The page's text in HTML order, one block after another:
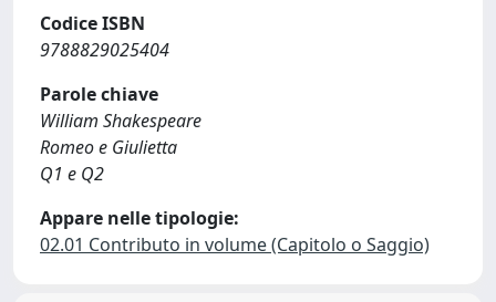
Codice ISBN
9788829025404
Parole chiave
William Shakespeare
Romeo e Giulietta
Q1 e Q2
Appare nelle tipologie:
02.01 Contributo in volume (Capitolo o Saggio)